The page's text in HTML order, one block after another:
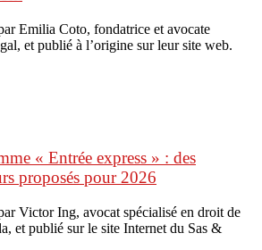
Emilia Coto, fondatrice et avocate
et publié à l’origine sur leur site web.
« Entrée express » : des
proposés pour 2026
Victor Ing, avocat spécialisé en droit de
et publié sur le site Internet du Sas &